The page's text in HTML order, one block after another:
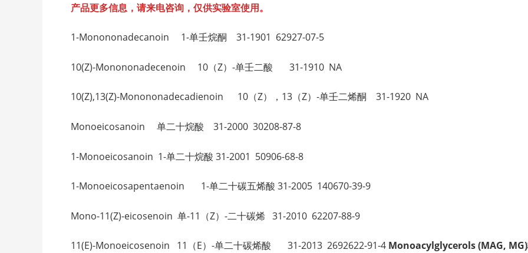
产品更多信息，请来电咨询，仅供实验室使用。
1-Monononadecanoin 1-单壬烷酮 31-1901 62927-07-5
10(Z)-Monononadecenoin 10（Z）-单壬二酸 31-1910 NA
10(Z),13(Z)-Monononadecadienoin 10（Z），13（Z）-单壬二烯酮 31-1920 NA
Monoeicosanoin 单二十烷酸 31-2000 30208-87-8
1-Monoeicosanoin 1-单二十烷酸 31-2001 50906-68-8
1-Monoeicosapentaenoin 1-单二十碳五烯酸 31-2005 140670-39-9
Mono-11(Z)-eicosenoin 单-11（Z）-二十碳烯 31-2010 62207-88-9
11(E)-Monoeicosenoin 11（E）-单二十碳烯酸 31-2013 2692622-91-4 Monoacylglycerols (MAG,